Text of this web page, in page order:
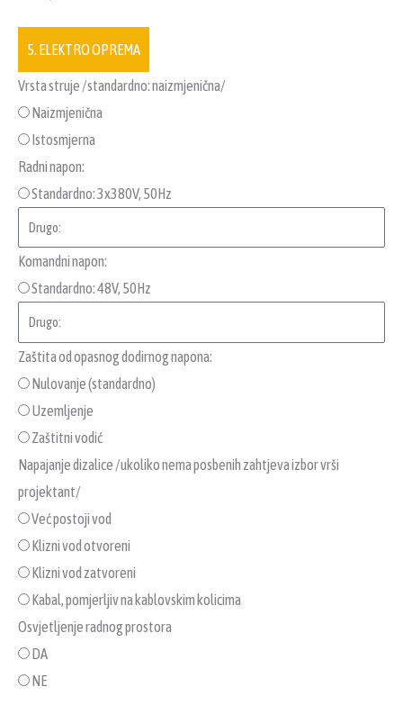
5. ELEKTRO OPREMA
Vrsta struje /standardno: naizmjenična/
Naizmjenična
Istosmjerna
Radni napon:
Standardno: 3x380V, 50Hz
Komandni napon:
Standardno: 48V, 50Hz
Zaštita od opasnog dodirnog napona:
Nulovanje (standardno)
Uzemljenje
Zaštitni vodić
Napajanje dizalice /ukoliko nema posbenih zahtjeva izbor vrši
projektant/
Već postoji vod
Klizni vod otvoreni
Klizni vod zatvoreni
Kabal, pomjerljiv na kablovskim kolicima
Osvjetljenje radnog prostora
DA
NE